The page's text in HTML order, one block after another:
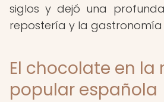
siglos y dejó una
repostería y la gastronomía
El chocolate en la
popular española